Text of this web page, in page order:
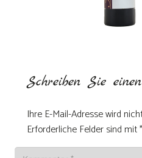
Schreiben Sie
Ihre E-Mail-Adresse wird
Erforderliche Felder sind mit*